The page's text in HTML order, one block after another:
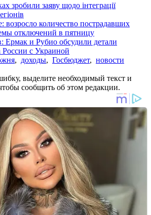
зробили заяву щодо інтеграції
количество пострадавших
отключений в пятницу
Ермак и Рубио обсудили детали
с Украиной
, доходы, Госбюджет, новости
выделите необходимый текст и
сообщить об этом редакции.